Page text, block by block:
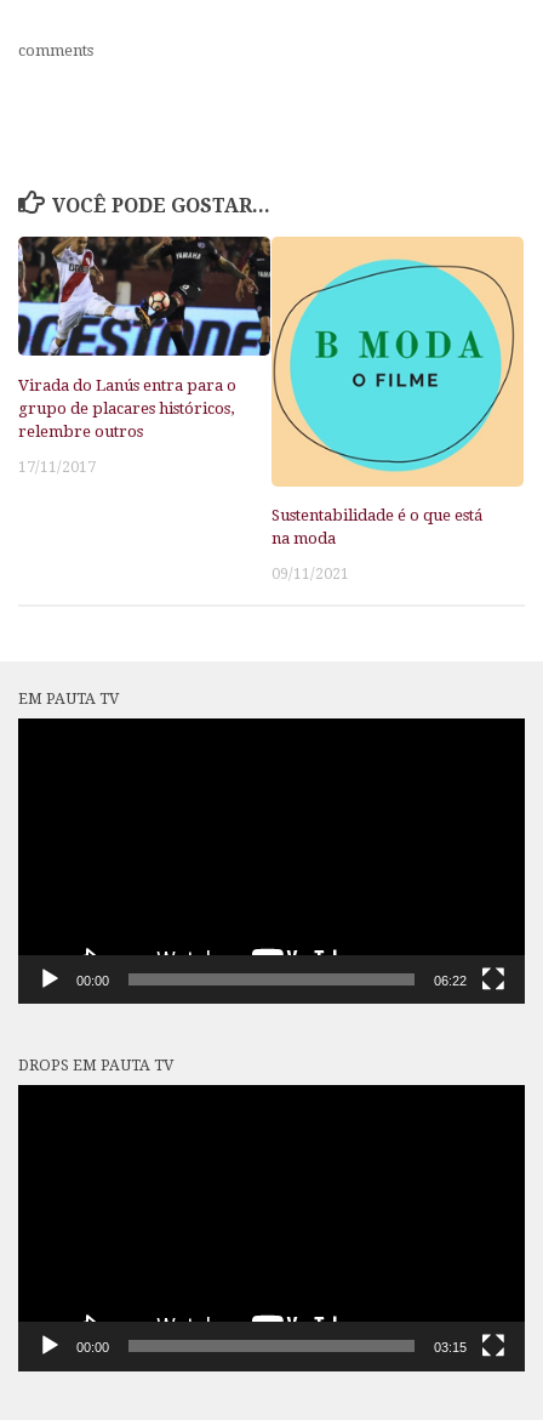
comments
VOCÊ PODE GOSTAR...
Virada do Lanús entra para o
grupo de placares históricos,
relembre outros
17/11/2017
Sustentabilidade é o que está
na moda
09/11/2021
EM PAUTA TV
00:00 06:22
DROPS EM PAUTA TV
00:00 03:15